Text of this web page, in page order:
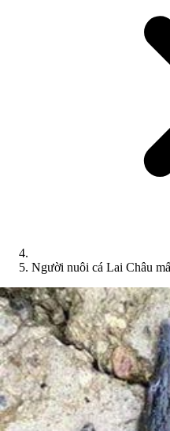
Người nuôi cá Lai Châu